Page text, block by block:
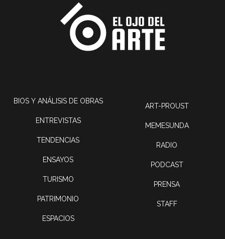
BIOS Y ANÁLISIS DE OBRAS
ENTREVISTAS
TENDENCIAS
ENSAYOS
TURISMO
PATRIMONIO
ESPACIOS
ART-PROUST
MEMESUNDA
RADIO
PODCAST
PRENSA
STAFF